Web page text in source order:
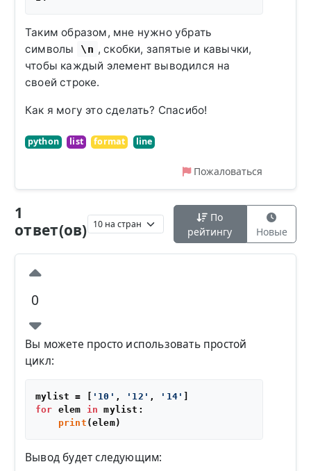
Таким образом, мне нужно убрать
символы
\n , скобки, запятые и кавычки,
чтобы каждый элемент выводился на
своей строке.
Как я могу это сделать? Спасибо!
python list format line
Пожаловаться
1
ответ(ов)
По
рейтингу
Новые
0
Вы можете просто использовать простой
цикл:
mylist = [ '10' , '12' , '14'
for elem in mylist:
print
Вывод будет следующим: